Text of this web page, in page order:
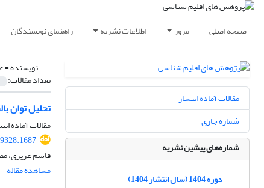
صفحه اصلی مرور اطلاعات نشریه راهنمای نویسندگان
نویسنده =
تعداد مقالات:
تحلیل توان
مقالات آماده
قاسم عزیزی،
مشاهده مقاله
مقالات آماده انتشار
شماره جاری
شماره‌های پیشین نشریه
دوره 1404 (سال انتشار 1404)